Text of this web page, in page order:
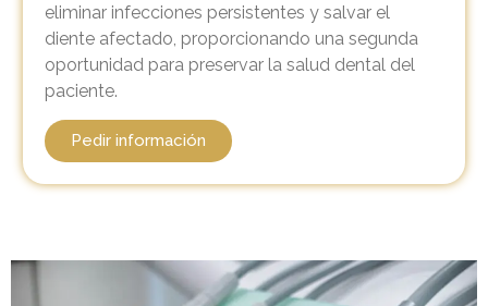
eliminar infecciones persistentes y salvar el
diente afectado, proporcionando una segunda
oportunidad para preservar la salud dental del
paciente.
Pedir información